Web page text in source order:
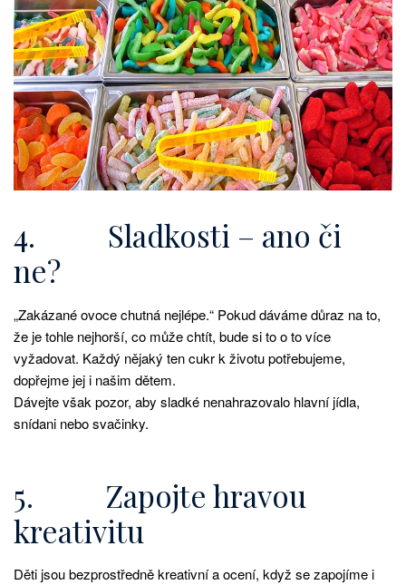
4. Sladkosti – ano či
ne?
„Zakázané ovoce chutná nejlépe.“ Pokud dáváme důraz na to,
že je tohle nejhorší, co může chtít, bude si to o to více
vyžadovat. Každý nějaký ten cukr k životu potřebujeme,
dopřejme jej i našim dětem.
Dávejte však pozor, aby sladké nenahrazovalo hlavní jídla,
snídani nebo svačinky.
5. Zapojte hravou
kreativitu
Děti jsou bezprostředně kreativní a ocení, když se zapojíme i